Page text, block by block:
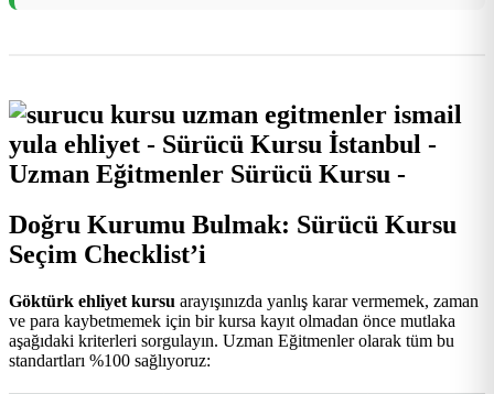
Doğru Kurumu Bulmak: Sürücü Kursu
Seçim Checklist’i
Göktürk ehliyet kursu arayışınızda yanlış karar vermemek, zaman
ve para kaybetmemek için bir kursa kayıt olmadan önce mutlaka
aşağıdaki kriterleri sorgulayın. Uzman Eğitmenler olarak tüm bu
standartları %100 sağlıyoruz: